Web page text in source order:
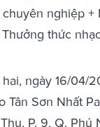
nghiệp
thức
ngày 16/04/
Sơn Nhất
P. 9, Q. Phú